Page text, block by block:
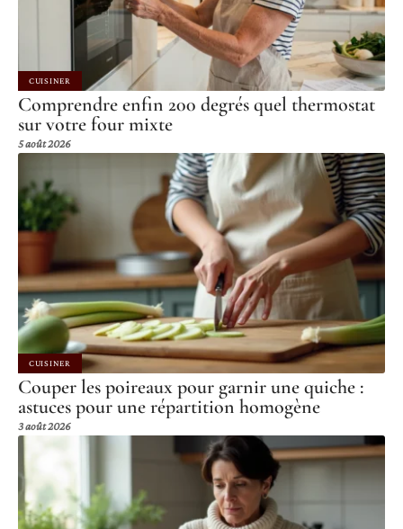
CUISINER
Comprendre enfin 200 degrés quel thermostat
sur votre four mixte
5 août 2026
CUISINER
Couper les poireaux pour garnir une quiche :
astuces pour une répartition homogène
3 août 2026